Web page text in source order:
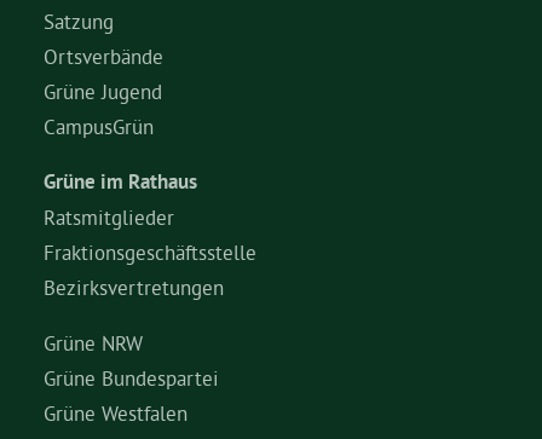
Satzung
Ortsverbände
Grüne Jugend
CampusGrün
Grüne im Rathaus
Ratsmitglieder
Fraktionsgeschäftsstelle
Bezirksvertretungen
Grüne NRW
Grüne Bundespartei
Grüne Westfalen